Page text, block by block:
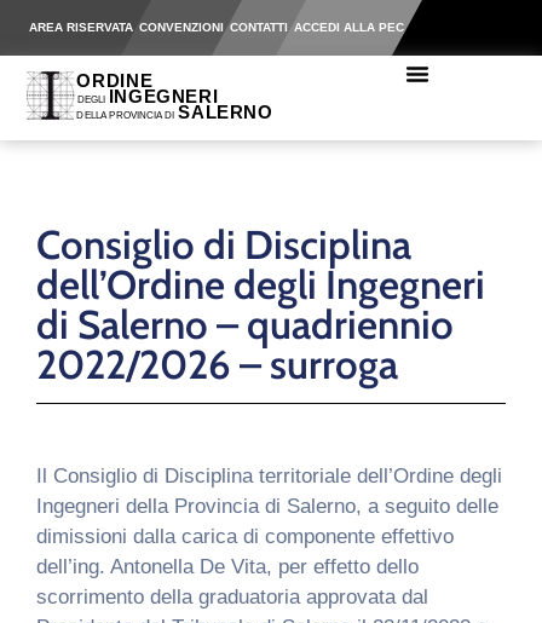
AREA RISERVATA CONVENZIONI CONTATTI ACCEDI ALLA PEC
Consiglio di Disciplina
dell’Ordine degli Ingegneri
di Salerno – quadriennio
2022/2026 – surroga
Il Consiglio di Disciplina territoriale dell’Ordine degli
Ingegneri della Provincia di Salerno, a seguito delle
dimissioni dalla carica di componente effettivo
dell’ing. Antonella De Vita, per effetto dello
scorrimento della graduatoria approvata dal